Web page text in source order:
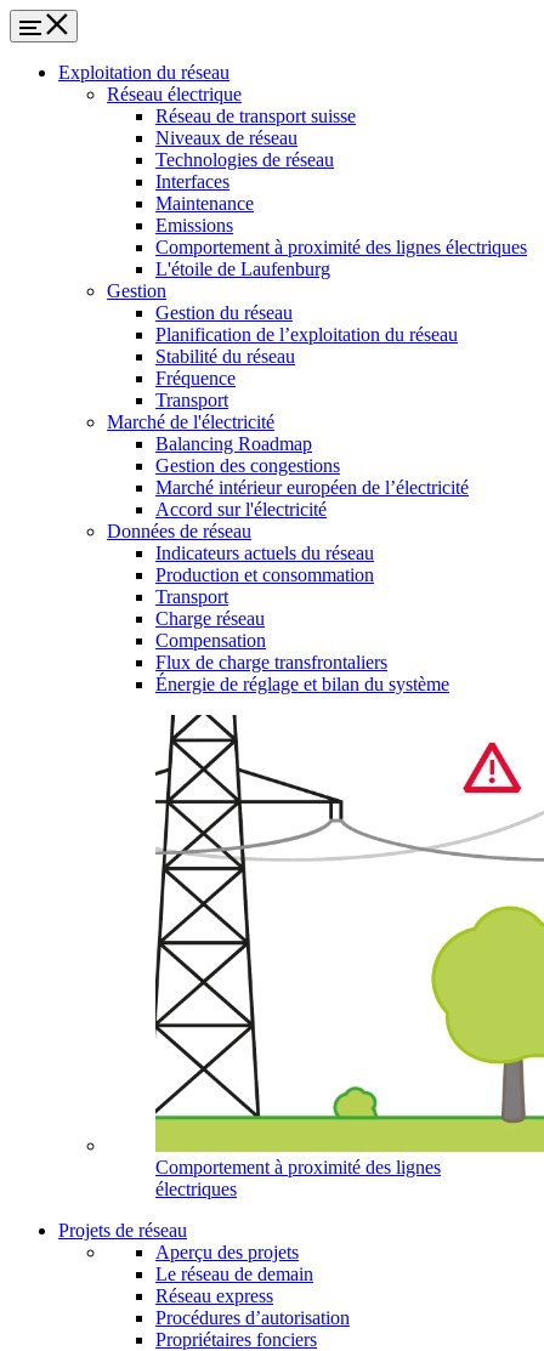
Exploitation du réseau
Réseau électrique
Réseau de transport suisse
Niveaux de réseau
Technologies de réseau
Interfaces
Maintenance
Emissions
Comportement à proximité des lignes électriques
L'étoile de Laufenburg
Gestion
Gestion du réseau
Planification de l’exploitation du réseau
Stabilité du réseau
Fréquence
Transport
Marché de l'électricité
Balancing Roadmap
Gestion des congestions
Marché intérieur européen de l’électricité
Accord sur l'électricité
Données de réseau
Indicateurs actuels du réseau
Production et consommation
Transport
Charge réseau
Compensation
Flux de charge transfrontaliers
Énergie de réglage et bilan du système
Comportement à proximité des lignes
électriques
Projets de réseau
Aperçu des projets
Le réseau de demain
Réseau express
Procédures d’autorisation
Propriétaires fonciers